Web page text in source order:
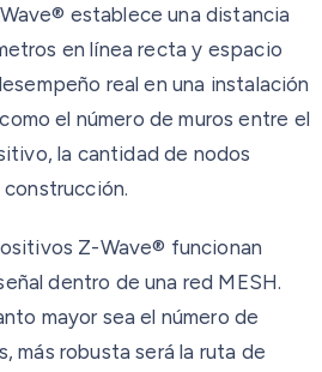
establece una distancia
en línea recta y espacio
real en una instalación
el número de muros entre el
la cantidad de nodos
Z-Wave® funcionan
dentro de una red MESH.
mayor sea el número de
más robusta será la ruta de